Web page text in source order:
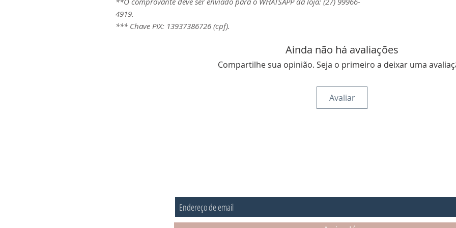
4919.
*** Chave PIX: 13937386726 (cpf).
Ainda não há avaliações
Compartilhe sua opinião. Seja o primeiro a deixar uma
Avaliar